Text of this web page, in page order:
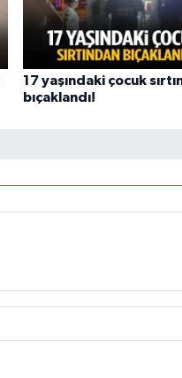
17 yaşındaki çocuk
bıçaklandı!